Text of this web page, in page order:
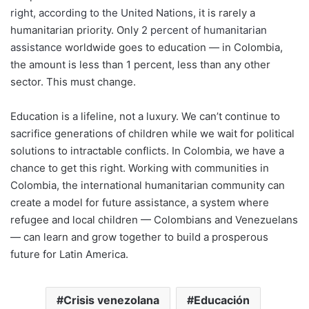
right, according to the United Nations, it is rarely a
humanitarian priority. Only 2 percent of humanitarian
assistance worldwide goes to education — in Colombia,
the amount is less than 1 percent, less than any other
sector. This must change.
Education is a lifeline, not a luxury. We can’t continue to
sacrifice generations of children while we wait for political
solutions to intractable conflicts. In Colombia, we have a
chance to get this right. Working with communities in
Colombia, the international humanitarian community can
create a model for future assistance, a system where
refugee and local children — Colombians and Venezuelans
— can learn and grow together to build a prosperous
future for Latin America.
Crisis venezolana Educación